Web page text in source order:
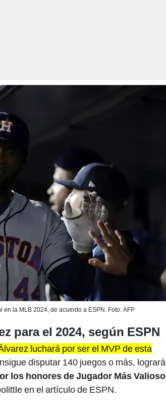
la MLB 2024, de acuerdo a ESPN. Foto: AFP
para el 2024, según ESPN
luchará por ser el MVP de esta
disputar 140 juegos o más, logrará
los honores de Jugador Más Valioso
en el artículo de ESPN.